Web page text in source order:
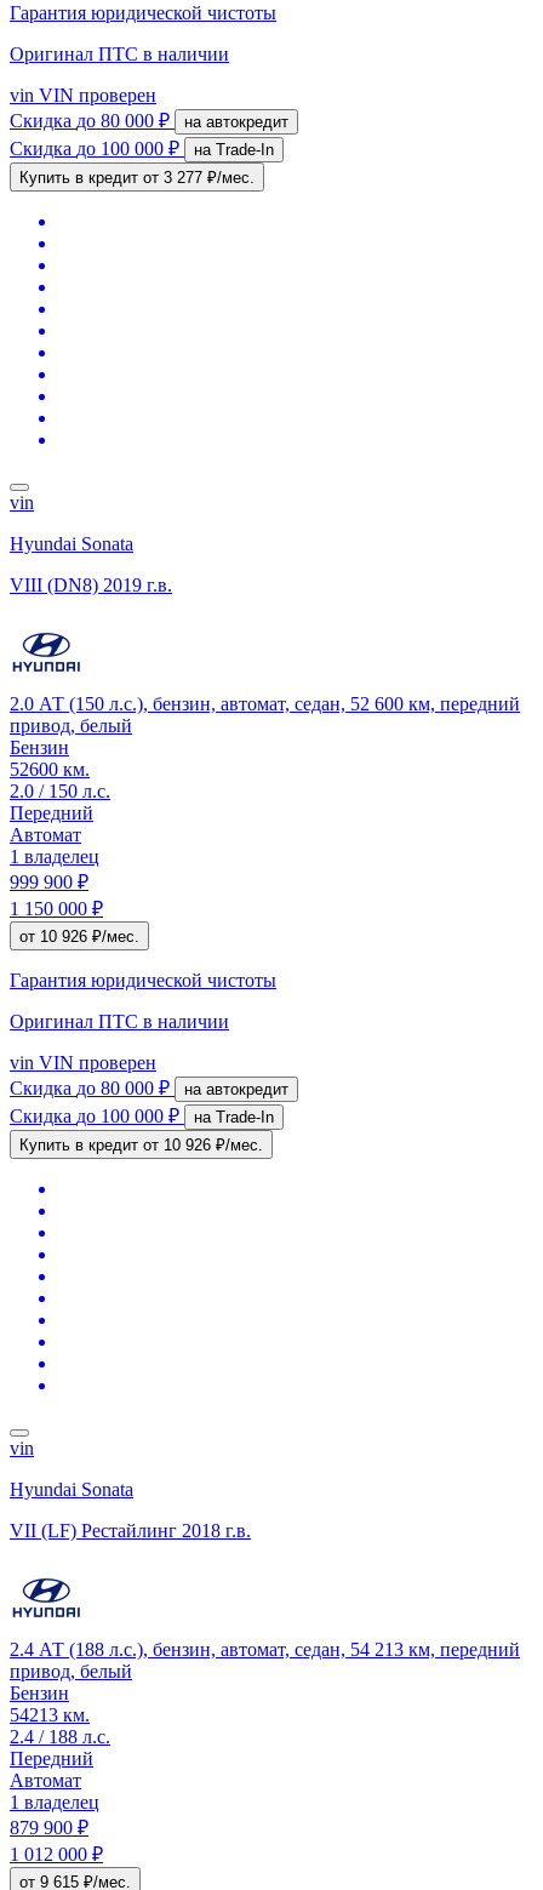
Гарантия юридической чистоты
Оригинал ПТС в наличии
vin VIN проверен
Скидка до 80 000 ₽ на автокредит
Скидка до 100 000 ₽
на Trade-In
Купить в кредит от 3 277 ₽/мес.
vin
Hyundai Sonata
VIII (DN8) 2019 г.в.
2.0 АТ (150 л.с.), бензин, автомат, седан, 52 600 км, передний
привод, белый
Бензин
52600 км.
2.0 / 150 л.с.
Передний
Автомат
1 владелец
999 900 ₽
1 150 000 ₽
от 10 926 ₽/мес.
Гарантия юридической чистоты
Оригинал ПТС в наличии
vin VIN проверен
Скидка до 80 000 ₽ на автокредит
Скидка до 100 000 ₽
на Trade-In
Купить в кредит от 10 926 ₽/мес.
vin
Hyundai Sonata
VII (LF) Рестайлинг 2018 г.в.
2.4 АТ (188 л.с.), бензин, автомат, седан, 54 213 км, передний
привод, белый
Бензин
54213 км.
2.4 / 188 л.с.
Передний
Автомат
1 владелец
879 900 ₽
1 012 000 ₽
от 9 615 ₽/мес.